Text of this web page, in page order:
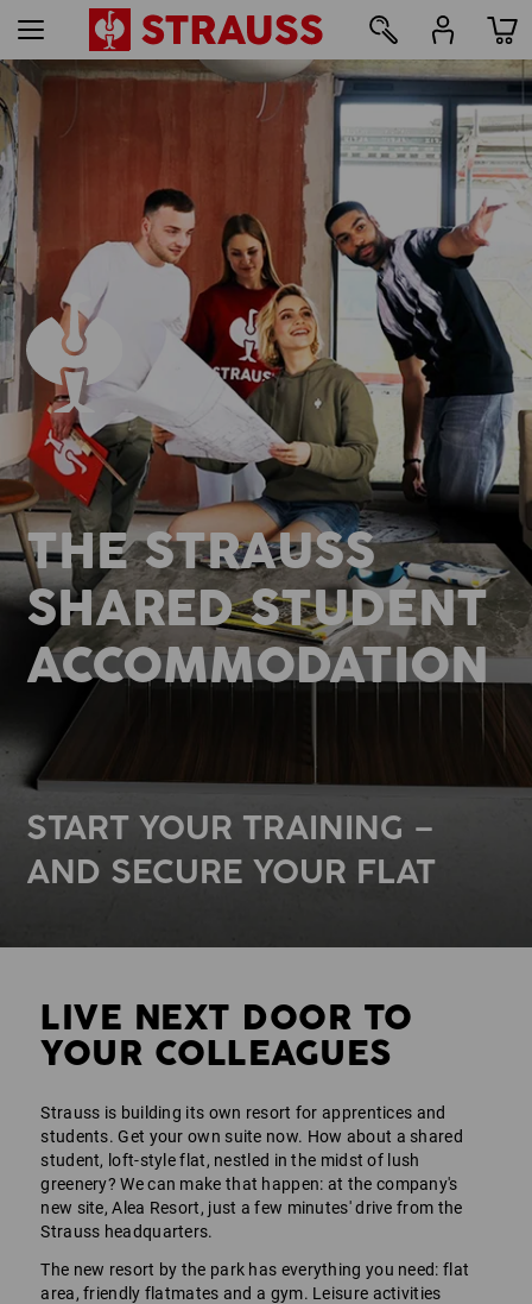
THE STRAUSS
SHARED STUDENT
ACCOMMODATION
START YOUR TRAINING –
AND SECURE YOUR FLAT
LIVE NEXT DOOR TO
YOUR COLLEAGUES
Strauss is building its own resort for apprentices and
students. Get your own suite now. How about a shared
student, loft-style flat, nestled in the midst of lush
greenery? We can make that happen: at the company's
new site, Alea Resort, just a few minutes' drive from the
Strauss headquarters.
The new resort by the park has everything you need: flat
area, friendly flatmates and a gym. Leisure activities